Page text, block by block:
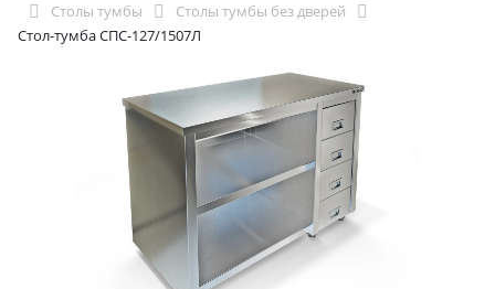
Столы тумбы
Столы тумбы без дверей
Стол-тумба СПС-127/1507Л